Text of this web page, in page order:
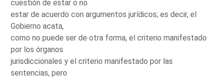
cuestión de estar o no
estar de acuerdo con argumentos jurídicos; es decir, el
Gobierno acata,
como no puede ser de otra forma, el criterio manifestado
por los órganos
jurisdiccionales y el criterio manifestado por las
sentencias, pero